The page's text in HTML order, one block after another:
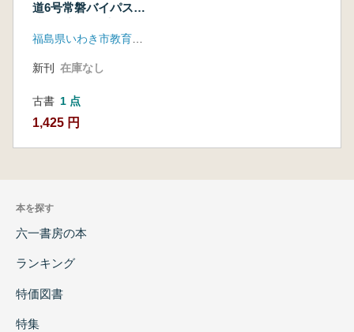
道6号常磐バイパス遺
福島県いわき市教育委員会
新刊 在庫なし
古書 1 点
1,425 円
本を探す
六一書房の本
ランキング
特価図書
特集